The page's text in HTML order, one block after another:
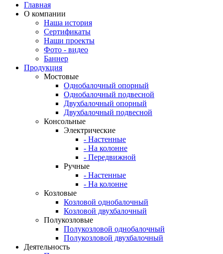
Главная
О компании
Наша история
Сертификаты
Наши проекты
Фото - видео
Баннер
Продукция
Мостовые
Однобалочный опорный
Однобалочный подвесной
Двухбалочный опорный
Двухбалочный подвесной
Консольные
Электрические
- Настенные
- На колонне
- Передвижной
Ручные
- Настенные
- На колонне
Козловые
Козловой однобалочный
Козловой двухбалочный
Полукозловые
Полукозловой однобалочный
Полукозловой двухбалочный
Деятельность